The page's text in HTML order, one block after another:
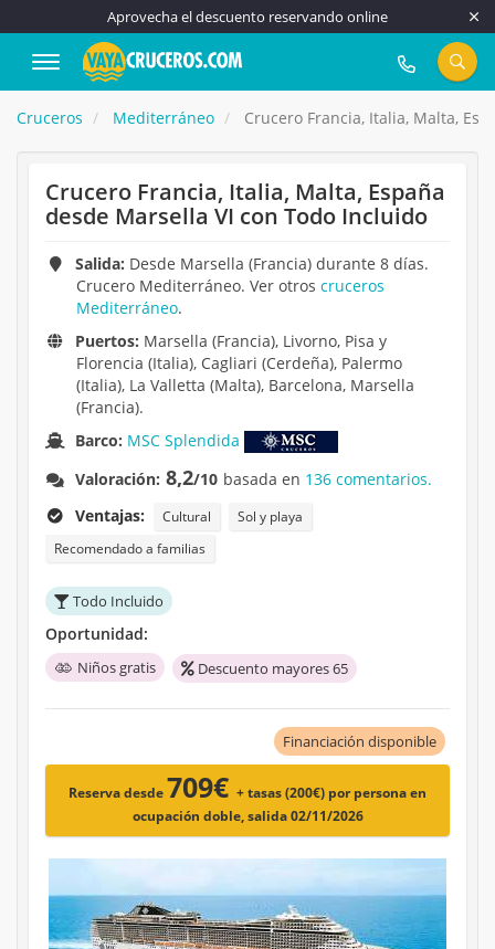
Aprovecha el descuento reservando online
917 815 555
Cruceros Mediterráneo Crucero Francia, Italia, Malta,
Crucero Francia, Italia, Malta, España
desde Marsella VI con Todo Incluido
Salida: Desde Marsella (Francia) durante 8 días.
Crucero Mediterráneo. Ver otros cruceros
Mediterráneo.
Puertos: Marsella (Francia), Livorno, Pisa y
Florencia (Italia), Cagliari (Cerdeña), Palermo
(Italia), La Valletta (Malta), Barcelona, Marsella
(Francia).
Barco: MSC Splendida
Valoración: 8,2/10 basada en 136 comentarios.
Ventajas:
Cultural
Sol y playa
Recomendado a familias
Todo Incluido
Oportunidad:
Niños gratis Descuento mayores 65
Financiación disponible
Reserva desde709€ + tasas (200€) por persona en
ocupación doble, salida 02/11/2026